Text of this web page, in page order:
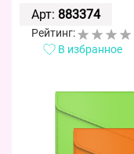
Арт: 883374
Рейтинг:
В избранное